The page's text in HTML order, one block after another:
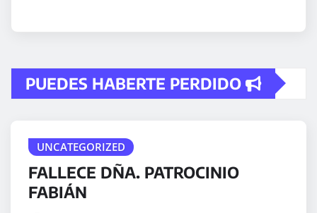
PUEDES HABERTE PERDIDO
UNCATEGORIZED
FALLECE DÑA. PATROCINIO
FABIÁN